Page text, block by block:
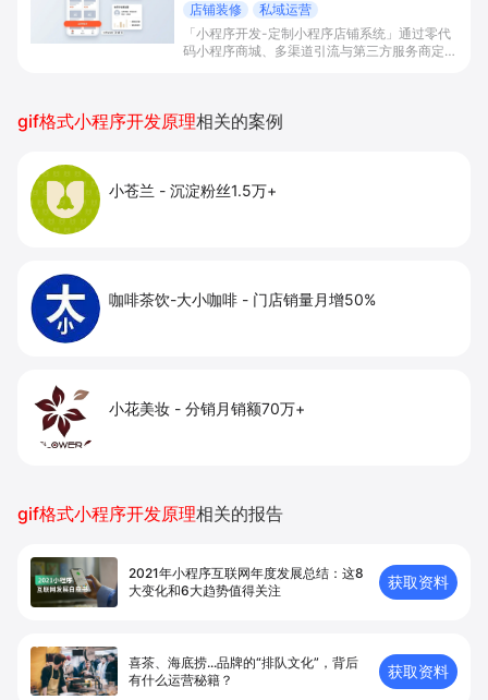
店铺装修
私域运营
「小程序开发-定制小程序店铺系统」通过零代
码小程序商城、多渠道引流与第三方服务商定制
增长。
gif格式小程序开发原理相关的案例
小苍兰 - 沉淀粉丝1.5万+
咖啡茶饮-大小咖啡 - 门店销量月增50%
小花美妆 - 分销月销额70万+
gif格式小程序开发原理相关的报告
2021年小程序互联网年度发展总结：这8
大变化和6大趋势值得关注
获取资料
喜茶、海底捞...品牌的“排队文化”，背后
有什么运营秘籍？
获取资料